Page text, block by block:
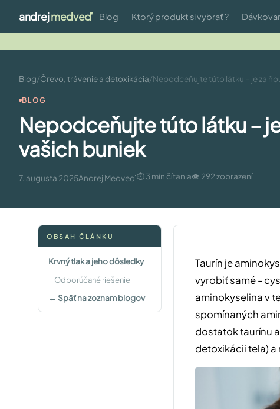
andrejmedveď Blog Ktorý produkt si vybrať ?
Blog/Črevo, trávenie a detoxikácia/Nepodceňujte túto látku – je za
BLOG
Nepodceňujte túto látku –
vašich buniek
7. augusta 2025Andrej Medveď⏱ 3 min čítania👁 292 zobrazení
OBSAH ČLÁNKU
Krvný tlak a jeho dôsledky
Odporúčané riešenie
← Späť na zoznam blogov
Taurín je
vyrobiť samé -
aminokyselina v
spomínaných
dostatok taurínu
detoxikácii tela) a